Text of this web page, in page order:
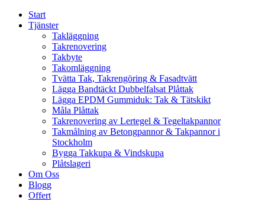
Start
Tjänster
Takläggning
Takrenovering
Takbyte
Takomläggning
Tvätta Tak, Takrengöring & Fasadtvätt
Lägga Bandtäckt Dubbelfalsat Plåttak
Lägga EPDM Gummiduk: Tak & Tätskikt
Måla Plåttak
Takrenovering av Lertegel & Tegeltakpannor
Takmålning av Betongpannor & Takpannor i
Stockholm
Bygga Takkupa & Vindskupa
Plåtslageri
Om Oss
Blogg
Offert